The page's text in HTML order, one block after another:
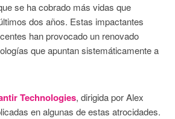
se ha cobrado más vidas que
dos años. Estas impactantes
han provocado un renovado
que apuntan sistemáticamente a
Technologies, dirigida por Alex
en algunas de estas atrocidades.